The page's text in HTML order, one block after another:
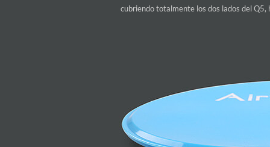
cubriendo totalmente los dos lados del